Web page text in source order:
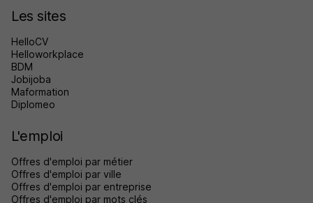
Les sites
HelloCV
Helloworkplace
BDM
Jobijoba
Maformation
Diplomeo
L'emploi
Offres d'emploi par métier
Offres d'emploi par ville
Offres d'emploi par entreprise
Offres d'emploi par mots clés